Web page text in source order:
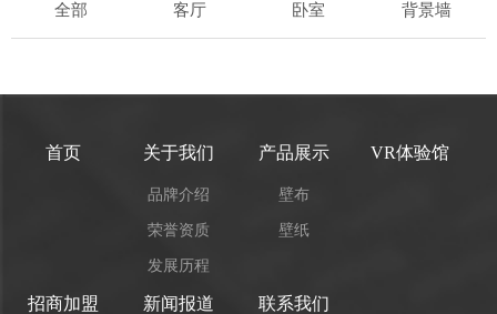
全部
客厅 卧室 背景墙
首页 关于我们
品牌介绍
荣誉资质
发展历程
产品展示
壁布
壁纸
VR体验馆
招商加盟 新闻报道 联系我们